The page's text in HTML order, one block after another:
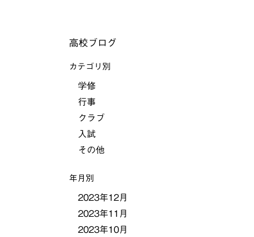
高校ブログ
カテゴリ別
学修
行事
クラブ
入試
その他
年月別
2023年12月
2023年11月
2023年10月